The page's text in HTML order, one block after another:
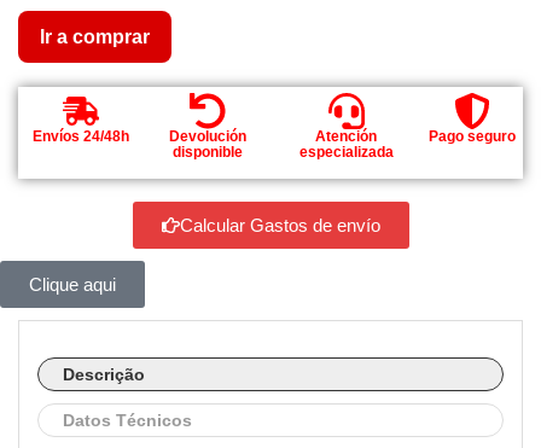
Ir a comprar
Envíos 24/48h
Devolución
disponible
Atención
especializada
Pago seguro
Calcular Gastos de envío
Clique aqui
Descrição
Datos Técnicos